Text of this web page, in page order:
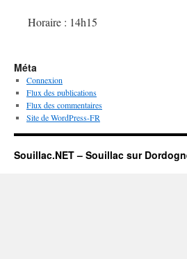
Horaire : 14h15
Méta
Connexion
Flux des publications
Flux des commentaires
Site de WordPress-FR
Souillac.NET – Souillac sur